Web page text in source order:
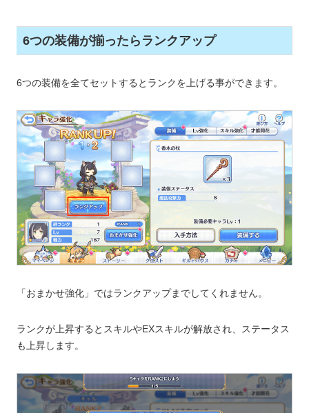
6つの装備が揃ったらランクアップ
6つの装備を全てセットするとランクを上げる事ができます。
「おまかせ強化」ではランクアップまでしてくれません。
ランクが上昇するとスキルやEXスキルが解放され、ステータス
も上昇します。